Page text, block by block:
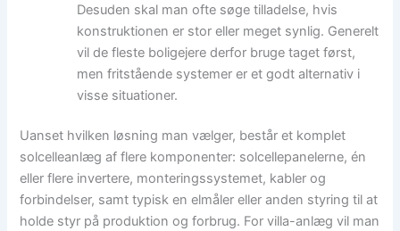
Desuden skal man ofte søge tilladelse, hvis
konstruktionen er stor eller meget synlig. Generelt
vil de fleste boligejere derfor bruge taget først,
men fritstående systemer er et godt alternativ i
visse situationer.
Uanset hvilken løsning man vælger, består et komplet
solcelleanlæg af flere komponenter: solcellepanelerne, én
eller flere invertere, monteringssystemet, kabler og
forbindelser, samt typisk en elmåler eller anden styring til at
holde styr på produktion og forbrug. For villa-anlæg vil man